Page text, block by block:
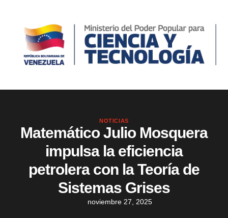
NOTICIAS
Matemático Julio Mosquera
impulsa la eficiencia
petrolera con la Teoría de
Sistemas Grises
noviembre 27, 2025